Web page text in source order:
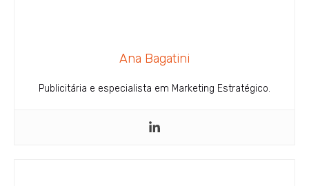
Ana Bagatini
Publicitária e especialista em Marketing Estratégico.